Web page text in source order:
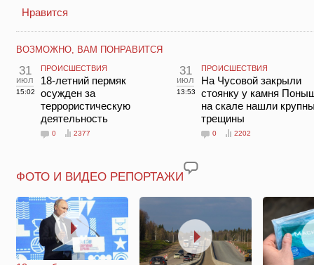
Нравится
ВОЗМОЖНО, ВАМ ПОНРАВИТСЯ
31
июл
15:02
ПРОИСШЕСТВИЯ
18-летний пермяк
осужден за
террористическую
деятельность
0 2377
31
июл
13:53
ПРОИСШЕСТВИЯ
На Чусовой закрыли
стоянку у камня
на скале нашли
трещины
0 2202
ФОТО И ВИДЕО РЕПОРТАЖИ